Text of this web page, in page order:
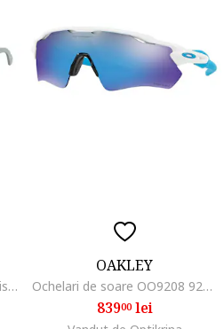
Ochelari de soare cat-eye unisex, Alb/Negru
OAKLEY
Ochelari de soare OO9208 920857 38, Marime 38 mm
83900lei